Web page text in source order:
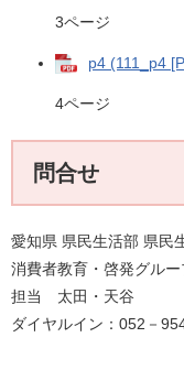
3ページ
p4 (111_p4
4ページ
問合せ
愛知県 県民生活部 県民
消費者教育・啓発グルー
担当 太田・天谷
ダイヤルイン：052－